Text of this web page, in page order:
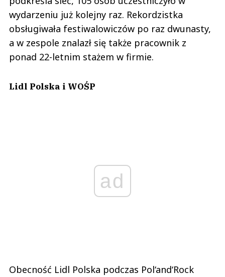
wydarzeniu już kolejny raz. Rekordzistka
obsługiwała festiwalowiczów po raz dwunasty,
a w zespole znalazł się także pracownik z
ponad 22-letnim stażem w firmie.
Lidl Polska i WOŚP
ad
Obecność Lidl Polska podczas Pol‘and‘Rock